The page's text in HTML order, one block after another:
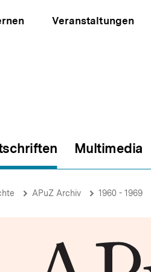
Veranstaltungen
Multimedia
APuZ Archiv 1960 - 1969